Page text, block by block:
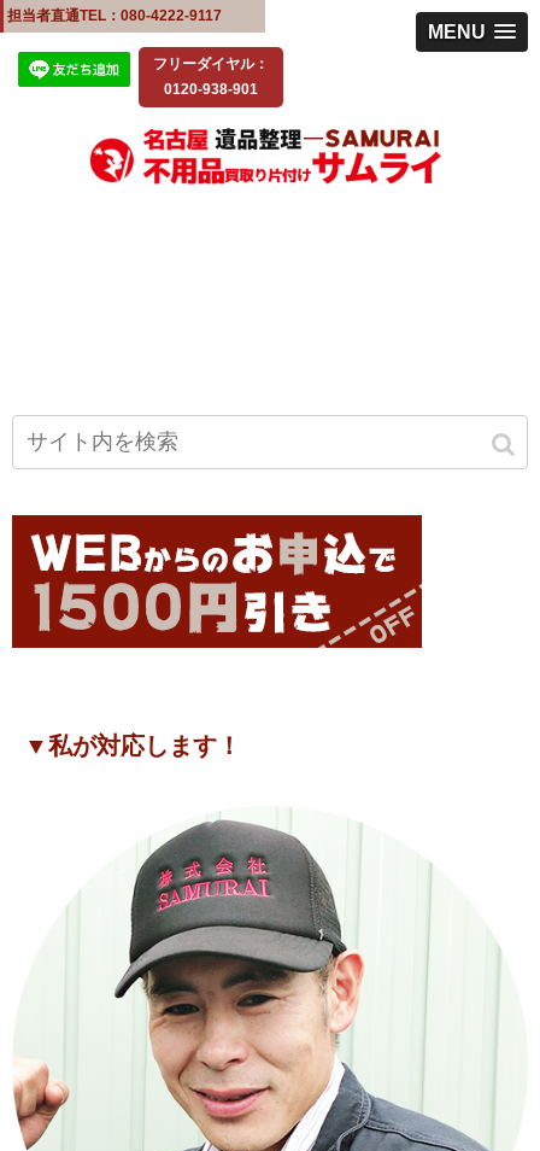
MENU
担当者直通TEL：080-4222-9117
フリーダイヤル：
0120-938-901
▼私が対応します！